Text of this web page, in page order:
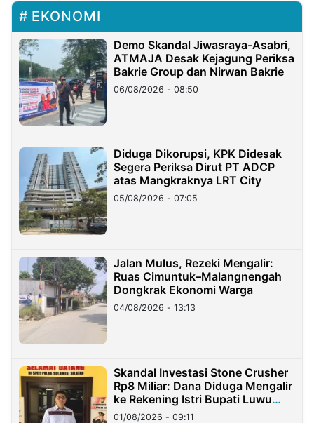
EKONOMI
Demo Skandal Jiwasraya-Asabri,
ATMAJA Desak Kejagung Periksa
Bakrie Group dan Nirwan Bakrie
06/08/2026 - 08:50
Diduga Dikorupsi, KPK Didesak
Segera Periksa Dirut PT ADCP
atas Mangkraknya LRT City
05/08/2026 - 07:05
Jalan Mulus, Rezeki Mengalir:
Ruas Cimuntuk–Malangnengah
Dongkrak Ekonomi Warga
04/08/2026 - 13:13
Skandal Investasi Stone Crusher
Rp8 Miliar: Dana Diduga Mengalir
ke Rekening Istri Bupati Luwu
Timur
01/08/2026 - 09:11